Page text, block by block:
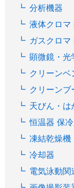
分析機器
液体クロマ
ガスクロマ
顕微鏡・光
クリーンベ
クリーンブ
天びん・は
恒温器 保
凍結乾燥機
冷却器
電気泳動関